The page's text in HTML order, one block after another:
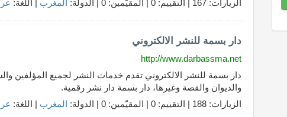
الزيارات: 167 | التقييم: 0 | المقيّمين: 0 | الدولة:
المغرب | اللغة:
دار بسمة للنشر الالكتروني
http://www.darbassma.net
دار بسمة للنشر الالكتروني تقدم خدمات النشر لجميع المؤلفين
والديوان والقصة وغيرها، دار بسمة دار نشر رقمية.
الزيارات: 188 | التقييم: 0 | المقيّمين: 0 | الدولة:
المغرب | اللغة: